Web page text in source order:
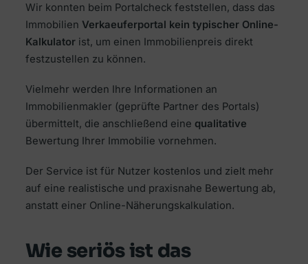
Wir konnten beim Portalcheck feststellen, dass das
Immobilien Verkaeuferportal kein typischer Online-
Kalkulatorist, um einen Immobilienpreis direkt
festzustellen zu können.
Vielmehr werden Ihre Informationen an
Immobilienmakler (geprüfte Partner des Portals)
übermittelt, die anschließend eine qualitative
Bewertung Ihrer Immobilie vornehmen.
Der Service ist für Nutzer kostenlos und zielt mehr
auf eine realistische und praxisnahe Bewertung ab,
anstatt einer Online-Näherungskalkulation.
Wie seriös ist das